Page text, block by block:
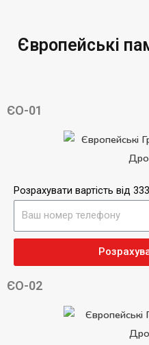
Європейські
ЄО-01
Розрахувати вартість від
ЄО-02